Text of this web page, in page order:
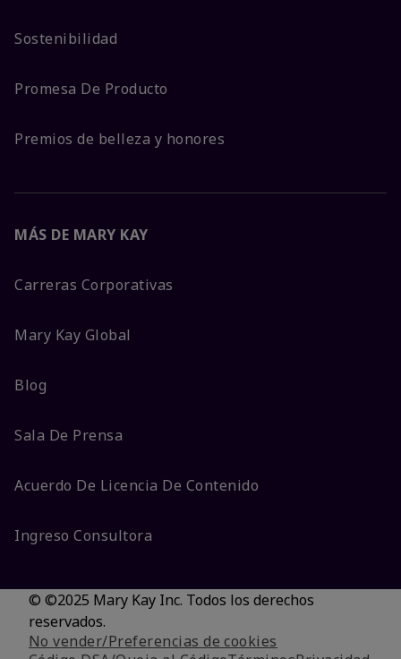
Sostenibilidad
Promesa De Producto
Premios de belleza y honores
MÁS DE MARY KAY
Carreras Corporativas
Mary Kay Global
Blog
Sala De Prensa
Acuerdo De Licencia De Contenido
Ingreso Consultora
© ©2025 Mary Kay Inc. Todos los derechos
reservados.
No vender/Preferencias de cookies